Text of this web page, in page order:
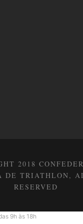
2018
DE TRIATHLON,
RESERVED
9h às 18h